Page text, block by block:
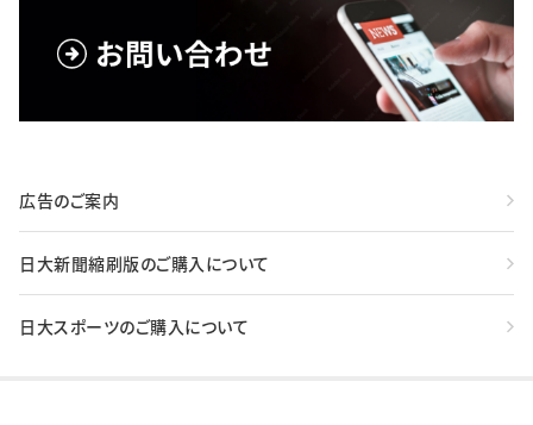
広告のご案内
日大新聞縮刷版のご購入について
日大スポーツのご購入について